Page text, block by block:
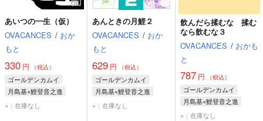
あいつの一生（仮）
OVACANCES / おか
もと
330 円 （税込）
ゴールデンカムイ
月島基×鯉登音之進
月島基
鯉登音之進
×：在庫なし
あんときの月鯉２
OVACANCES / おか
もと
629 円 （税込）
ゴールデンカムイ
月島基×鯉登音之進
月島基
鯉登音之進
×：在庫なし
飲んだら揉むな 揉む
なら飲むな３
OVACANCES / おかも
と
787円 （税込）
ゴールデンカムイ
月島基×鯉登音之進
月島基
鯉登音之進
×：在庫なし